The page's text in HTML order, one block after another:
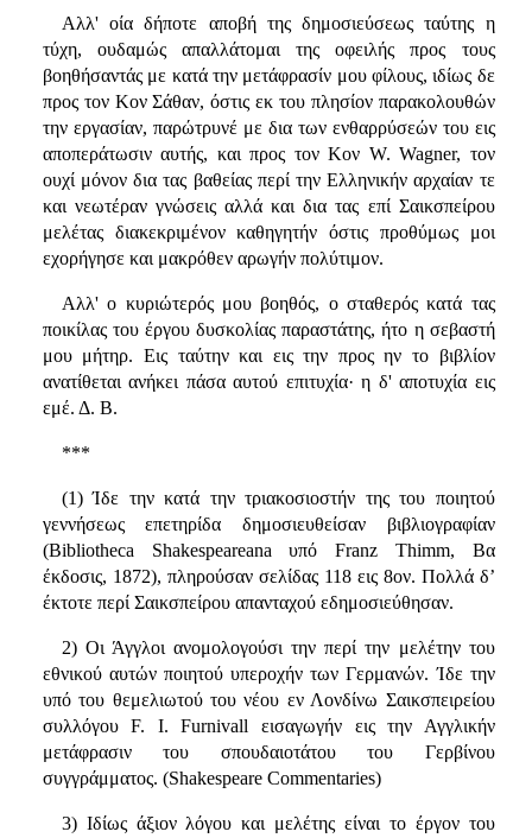
Αλλ' οία δήποτε αποβή της δημοσιεύσεως ταύτης η
τύχη, ουδαμώς απαλλάτομαι της οφειλής προς τους
βοηθήσαντάς με κατά την μετάφρασίν μου φίλους, ιδίως δε
προς τον Κον Σάθαν, όστις εκ του πλησίον παρακολουθών
την εργασίαν, παρώτρυνέ με δια των ενθαρρύσεών του εις
αποπεράτωσιν αυτής, και προς τον Κον W. Wagner, τον
ουχί μόνον δια τας βαθείας περί την Ελληνικήν αρχαίαν τε
και νεωτέραν γνώσεις αλλά και δια τας επί Σαικσπείρου
μελέτας διακεκριμένον καθηγητήν όστις προθύμως μοι
εχορήγησε και μακρόθεν αρωγήν πολύτιμον.
Αλλ' ο κυριώτερός μου βοηθός, ο σταθερός κατά τας
ποικίλας του έργου δυσκολίας παραστάτης, ήτο η σεβαστή
μου μήτηρ. Εις ταύτην και εις την προς ην το βιβλίον
ανατίθεται ανήκει πάσα αυτού επιτυχία· η δ' αποτυχία εις
εμέ. Δ. Β.
***
(1) Ίδε την κατά την τριακοσιοστήν της του ποιητού
γεννήσεως επετηρίδα δημοσιευθείσαν βιβλιογραφίαν
(Bibliotheca Shakespeareana υπό Franz Thimm, Βα
έκδοσις, 1872), πληρούσαν σελίδας 118 εις 8ον. Πολλά δ’
έκτοτε περί Σαικσπείρου απανταχού εδημοσιεύθησαν.
2) Οι Άγγλοι ανομολογούσι την περί την μελέτην του
εθνικού αυτών ποιητού υπεροχήν των Γερμανών. Ίδε την
υπό του θεμελιωτού του νέου εν Λονδίνω Σαικσπειρείου
συλλόγου F. I. Furnivall εισαγωγήν εις την Αγγλικήν
μετάφρασιν του σπουδαιοτάτου του Γερβίνου
συγγράμματος. (Shakespeare Commentaries)
3) Ιδίως άξιον λόγου και μελέτης είναι το έργον του